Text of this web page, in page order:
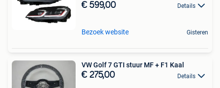
€ 599,00 Details
Bezoek website Gisteren
VW Golf 7 GTI stuur MF + F1 Kaal
€ 275,00 Details